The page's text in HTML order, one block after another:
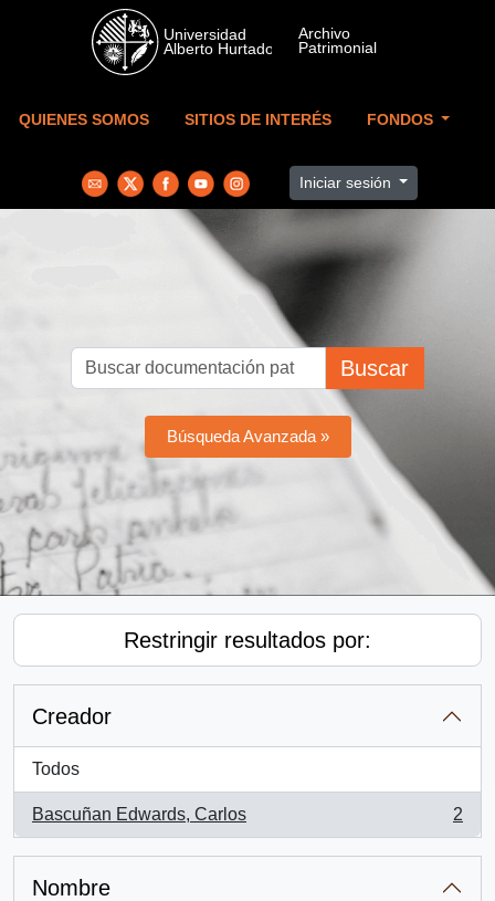
Skip to main content
QUIENES SOMOS SITIOS DE INTERÉS FONDOS
Iniciar sesión
Buscar
Búsqueda Avanzada »
Restringir resultados por:
Creador
Todos
Bascuñan Edwards, Carlos
, 2 resultados
2
Nombre